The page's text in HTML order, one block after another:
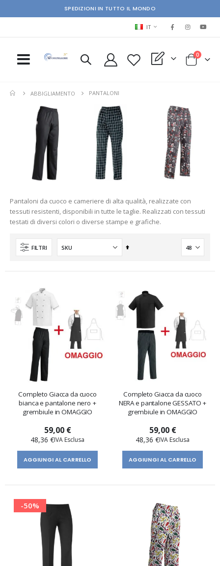
SPEDIZIONI IN TUTTO IL MONDO
LINGUA
IT
My Quote Cart
0elementi
ABBIGLIAMENTO PANTALONI
Pantaloni da cuoco e cameriere di alta qualità, realizzate con
tessuti resistenti, disponibili in tutte le taglie. Realizzati con tessuti
testati di diversi colori o diverse stampe e grafiche.
FILTRI
Imposta
Completo Giacca da cuoco
bianca e pantalone nero +
grembiule in OMAGGIO
59,00 €
48,36 €
AGGIUNGI AL CARRELLO
Completo Giacca da cuoco
NERA e pantalone GESSATO +
grembiule in OMAGGIO
59,00 €
48,36 €
AGGIUNGI AL CARRELLO
-50%